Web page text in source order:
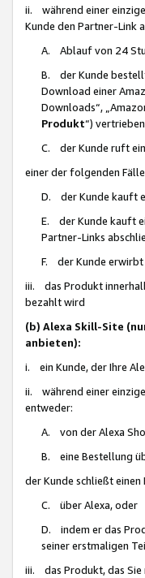
ii. während einer
Kunde den Partner-Link
A. Ablauf von 24
B. der Kunde bestellt
Download einer
Downloads“,
Produkt“)
C. der Kunde ruft
einer der folgenden
D. der Kunde kauft
E. der Kunde kauft
Partner-Links
F. der Kunde erwirbt
iii. das Produkt
bezahlt wird
(b) Alexa Skill-Site
anbieten):
i. ein Kunde, der Ihre
ii. während einer
entweder:
A. von der Alexa
B. eine Bestellung
der Kunde schließt
C. über Alexa, oder
D. indem er das
seiner erstmaligen
iii. das Produkt, das Sie